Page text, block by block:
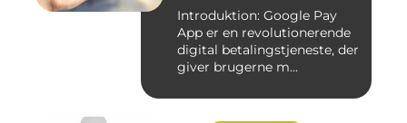
Introduktion: Google Pay
App er en revolutionerende
digital betalingstjeneste, der
giver brugerne m...